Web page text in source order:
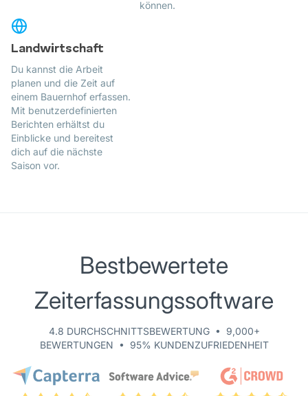
können.
Landwirtschaft
Du kannst die Arbeit
planen und die Zeit auf
einem Bauernhof erfassen.
Mit benutzerdefinierten
Berichten erhältst du
Einblicke und bereitest
dich auf die nächste
Saison vor.
Bestbewertete
Zeiterfassungssoftware
4.8 DURCHSCHNITTSBEWERTUNG • 9,000+
BEWERTUNGEN • 95% KUNDENZUFRIEDENHEIT